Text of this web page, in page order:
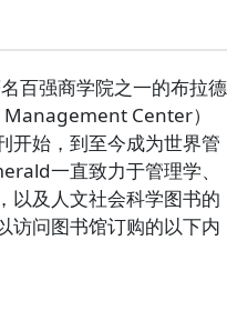
百强商学院之一的布拉德
Center）
开始，到至今成为世界管
一直致力于管理学、
以及人文社会科学图书的
访问图书馆订购的以下内